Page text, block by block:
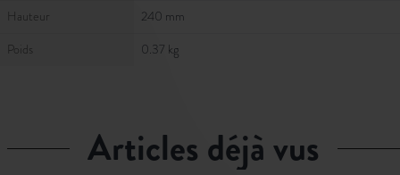
Hauteur
240 mm
Poids
0.37 kg
articles déjà vus